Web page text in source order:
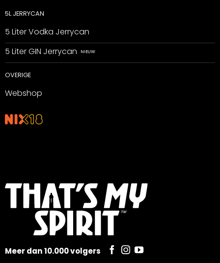
5L JERRYCAN
5 Liter Vodka Jerrycan
5 Liter GIN Jerrycan
OVERIGE
Webshop
Meer dan 10.000 volgers